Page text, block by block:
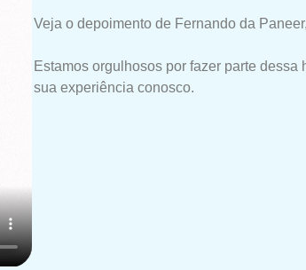
Veja o depoimento de Fernando da
Estamos orgulhosos por fazer parte
sua experiência conosco.